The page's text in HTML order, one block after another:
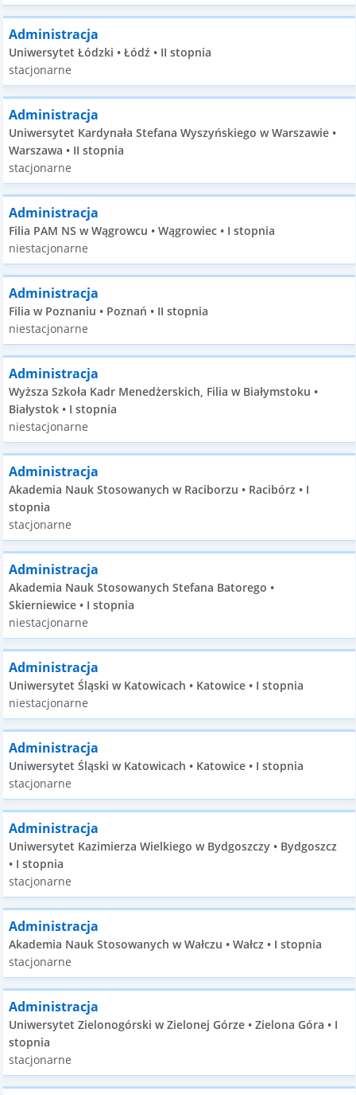
Administracja
Uniwersytet Łódzki • Łódź • II stopnia
stacjonarne
Administracja
Uniwersytet Kardynała Stefana Wyszyńskiego w Warszawie •
Warszawa • II stopnia
stacjonarne
Administracja
Filia PAM NS w Wągrowcu • Wągrowiec • I stopnia
niestacjonarne
Administracja
Filia w Poznaniu • Poznań • II stopnia
niestacjonarne
Administracja
Wyższa Szkoła Kadr Menedżerskich, Filia w Białymstoku •
Białystok • I stopnia
niestacjonarne
Administracja
Akademia Nauk Stosowanych w Raciborzu • Racibórz • I
stopnia
stacjonarne
Administracja
Akademia Nauk Stosowanych Stefana Batorego •
Skierniewice • I stopnia
niestacjonarne
Administracja
Uniwersytet Śląski w Katowicach • Katowice • I stopnia
niestacjonarne
Administracja
Uniwersytet Śląski w Katowicach • Katowice • I stopnia
stacjonarne
Administracja
Uniwersytet Kazimierza Wielkiego w Bydgoszczy • Bydgoszcz
• I stopnia
stacjonarne
Administracja
Akademia Nauk Stosowanych w Wałczu • Wałcz • I stopnia
stacjonarne
Administracja
Uniwersytet Zielonogórski w Zielonej Górze • Zielona Góra • I
stopnia
stacjonarne